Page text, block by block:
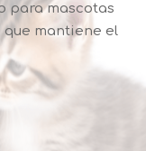
para mascotas
que mantiene el